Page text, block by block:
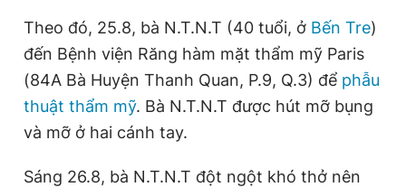
Đọc Thanh Niên trên điện thoại
Theo đó, 25.8, bà N.T.N.T (40 tuổi, ở Bến Tre)
đến Bệnh viện Răng hàm mặt thẩm mỹ Paris
(84A Bà Huyện Thanh Quan, P.9, Q.3) để phẫu
thuật thẩm mỹ. Bà N.T.N.T được hút mỡ bụng
và mỡ ở hai cánh tay.
Sáng 26.8, bà N.T.N.T đột ngột khó thở nên